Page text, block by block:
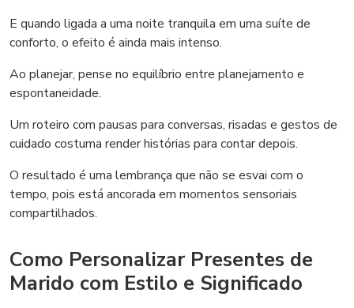
E quando ligada a uma noite tranquila em uma suíte de
conforto, o efeito é ainda mais intenso.
Ao planejar, pense no equilíbrio entre planejamento e
espontaneidade.
Um roteiro com pausas para conversas, risadas e gestos de
cuidado costuma render histórias para contar depois.
O resultado é uma lembrança que não se esvai com o
tempo, pois está ancorada em momentos sensoriais
compartilhados.
Como Personalizar Presentes de
Marido com Estilo e Significado